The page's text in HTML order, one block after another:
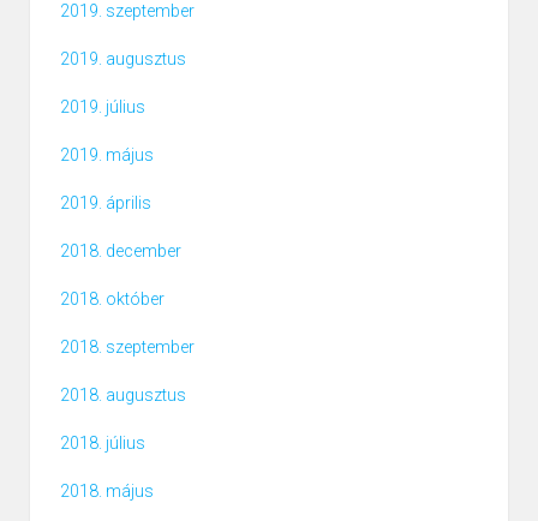
2019. szeptember
2019. augusztus
2019. július
2019. május
2019. április
2018. december
2018. október
2018. szeptember
2018. augusztus
2018. július
2018. május